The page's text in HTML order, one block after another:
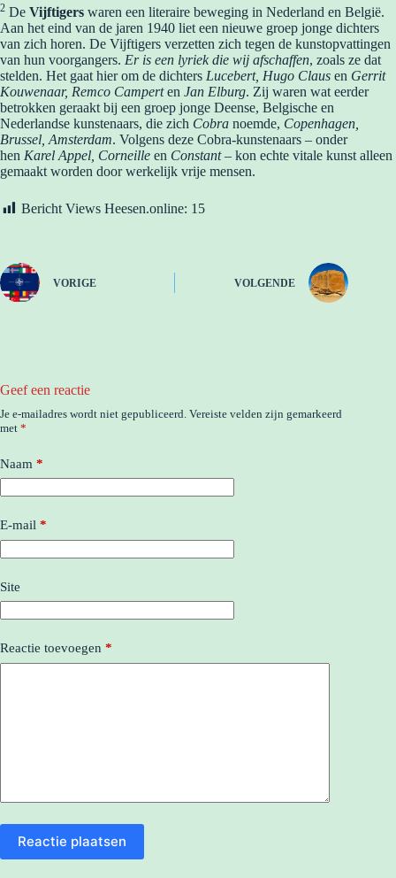
2 De Vijftigers waren een literaire beweging in Nederland en België.
Aan het eind van de jaren 1940 liet een nieuwe groep jonge dichters
van zich horen. De Vijftigers verzetten zich tegen de kunstopvattingen
van hun voorgangers. Er is een lyriek die wij afschaffen, zoals ze dat
stelden. Het gaat hier om de dichters Lucebert, Hugo Claus en Gerrit
Kouwenaar, Remco Camperten Jan Elburg. Zij waren wat eerder
betrokken geraakt bij een groep jonge Deense, Belgische en
Nederlandse kunstenaars, die zich Cobra noemde, Copenhagen,
Brussel, Amsterdam. Volgens deze Cobra-kunstenaars – onder
hen Karel Appel, Corneille en Constant– kon echte vitale kunst alleen
gemaakt worden door werkelijk vrije mensen.
Bericht Views Heesen.online: 15
VORIGE VOLGENDE
Geef een reactie
Je e-mailadres wordt niet gepubliceerd. Vereiste velden zijn gemarkeerd
met *
Naam *
E-mail *
Site
Reactie toevoegen *
Reactie plaatsen